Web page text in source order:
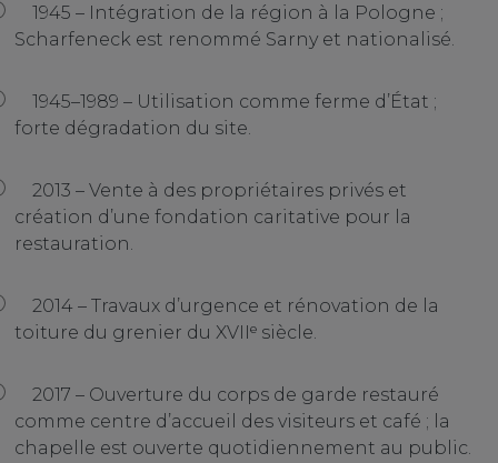
1945 – Intégration de la région à la Pologne ;
Scharfeneck est renommé Sarny et nationalisé.
1945–1989 – Utilisation comme ferme d’État ;
forte dégradation du site.
2013 – Vente à des propriétaires privés et
création d’une fondation caritative pour la
restauration.
2014 – Travaux d’urgence et rénovation de la
toiture du grenier du XVIIᵉ siècle.
2017 – Ouverture du corps de garde restauré
comme centre d’accueil des visiteurs et café ; la
chapelle est ouverte quotidiennement au public.